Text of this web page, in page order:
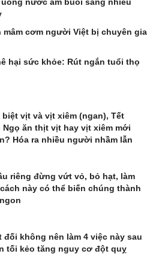
mâm cơm người Việt bị chuyên gia
hại sức khỏe: Rút ngắn tuổi thọ
biệt vịt và vịt xiêm (ngan), Tết
Ngọ ăn thịt vịt hay vịt xiêm mới
Hóa ra nhiều người nhầm lẫn
riêng đừng vứt vỏ, bỏ hạt, làm
này có thể biến chúng thành
đối không nên làm 4 việc này sau
tối kẻo tăng nguy cơ đột quỵ